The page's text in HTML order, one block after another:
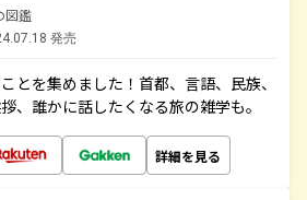
図鑑
発売
とを集めました！首都、言語、民族、
、誰かに話したくなる旅の雑学も。
詳細を見る